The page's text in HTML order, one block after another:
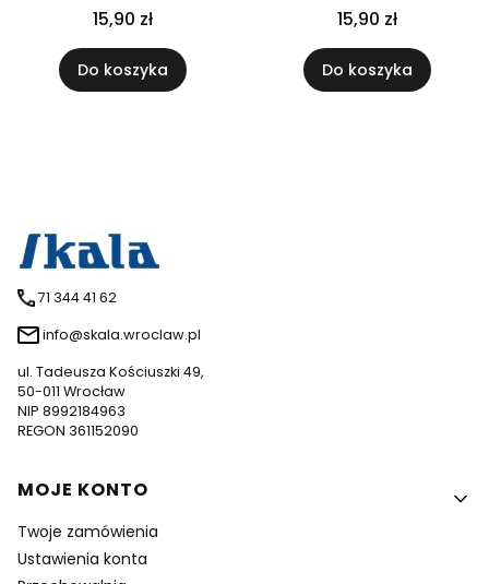
15,90 zł
Do koszyka
15,90 zł
Do koszyka
71 344 41 62
info@skala.wroclaw.pl
ul. Tadeusza Kościuszki 49,
50-011 Wrocław
NIP 8992184963
REGON 361152090
Linki w stopce
MOJE KONTO
Twoje zamówienia
Ustawienia konta